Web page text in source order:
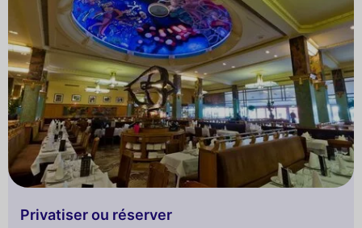
Privatiser ou réserver